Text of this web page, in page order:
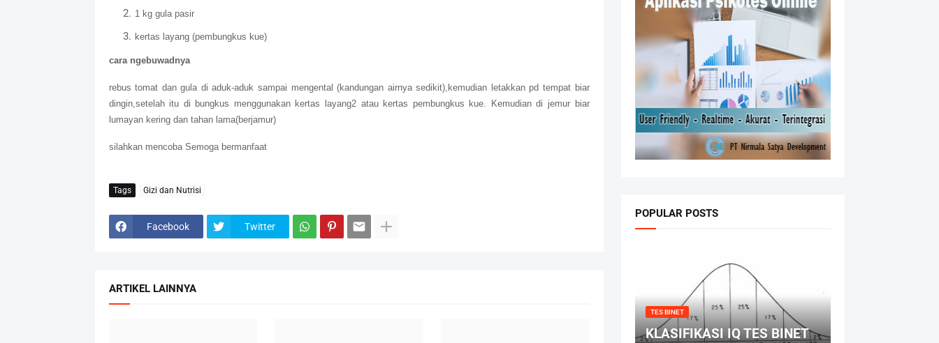
1 kg gula pasir
kertas layang (pembungkus kue)
cara ngebuwadnya
rebus tomat dan gula di aduk-aduk sampai mengental (kandungan airnya sedikit),kemudian letakkan pd tempat biar
dingin,setelah itu di bungkus menggunakan kertas layang2 atau kertas pembungkus kue. Kemudian di jemur biar
lumayan kering dan tahan lama(berjamur)
silahkan mencoba Semoga bermanfaat
Tags Gizi dan Nutrisi
Facebook Twitter
ARTIKEL LAINNYA
POPULAR POSTS
TES BINET
KLASIFIKASI IQ TES BINET